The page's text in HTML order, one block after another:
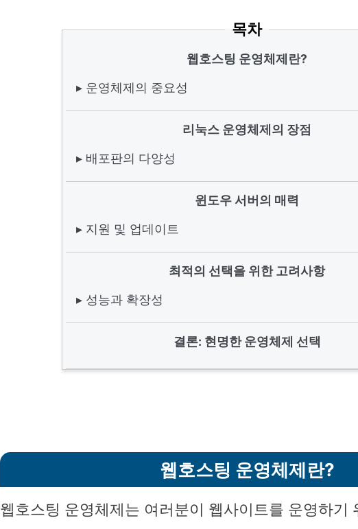
목차
웹호스팅 운영체제란?
▸ 운영체제의 중요성
리눅스 운영체제의 장점
▸ 배포판의 다양성
윈도우 서버의 매력
▸ 지원 및 업데이트
최적의 선택을 위한 고려사항
▸ 성능과 확장성
결론: 현명한 운영체제 선택
웹호스팅 운영체제란?
웹호스팅 운영체제는 여러분이 웹사이트를 운영하기